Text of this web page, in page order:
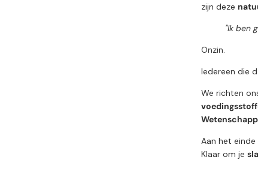
zijn deze
"Ik ben
Onzin.
Iedereen die
We richten
Aan het
Klaar om je